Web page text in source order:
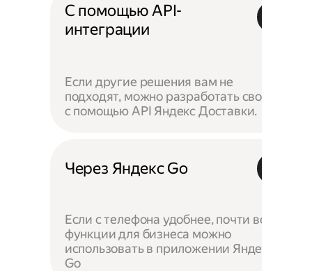
С помощью API-
интеграции
Если другие решения вам не
подходят, можно разработать своё —
с помощью API Яндекс Доставки.
Через Яндекс Go
Если с телефона удобнее, почти все
функции для бизнеса можно
использовать в приложении Яндекс
Go